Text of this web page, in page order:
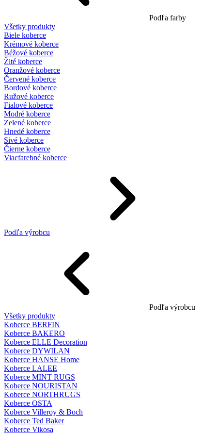
Podľa farby
Všetky produkty
Biele koberce
Krémové koberce
Béžové koberce
Žlté koberce
Oranžové koberce
Červené koberce
Bordové koberce
Ružové koberce
Fialové koberce
Modré koberce
Zelené koberce
Hnedé koberce
Sivé koberce
Čierne koberce
Viacfarebné koberce
Podľa výrobcu
Podľa výrobcu
Všetky produkty
Koberce BERFIN
Koberce BAKERO
Koberce ELLE Decoration
Koberce DYWILAN
Koberce HANSE Home
Koberce LALEE
Koberce MINT RUGS
Koberce NOURISTAN
Koberce NORTHRUGS
Koberce OSTA
Koberce Villeroy & Boch
Koberce Ted Baker
Koberce Vikosa